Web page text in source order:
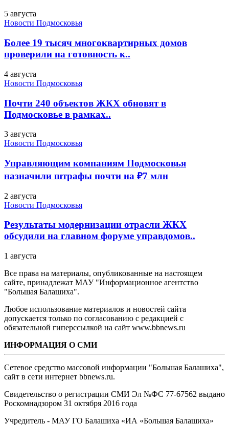
5 августа
Новости Подмосковья
Более 19 тысяч многоквартирных домов
проверили на готовность к..
4 августа
Новости Подмосковья
Почти 240 объектов ЖКХ обновят в
Подмосковье в рамках..
3 августа
Новости Подмосковья
Управляющим компаниям Подмосковья
назначили штрафы почти на ₽7 млн
2 августа
Новости Подмосковья
Результаты модернизации отрасли ЖКХ
обсудили на главном форуме управдомов..
1 августа
Все права на материалы, опубликованные на настоящем
сайте, принадлежат МАУ "Информационное агентство
"Большая Балашиха".
Любое использование материалов и новостей сайта
допускается только по согласованию с редакцией с
обязательной гиперссылкой на сайт www.bbnews.ru
ИНФОРМАЦИЯ О СМИ
Сетевое средство массовой информации "Большая Балашиха",
сайт в сети интернет bbnews.ru.
Свидетельство о регистрации СМИ Эл №ФС ‎77-67562 выдано
Роскомнадзором 31 октября 2016 года
Учредитель - МАУ ГО Балашиха «ИА «Большая Балашиха»